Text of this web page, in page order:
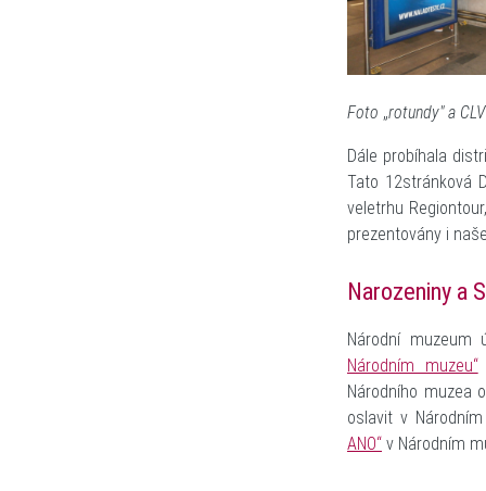
Foto „rotundy" a
Dále probíhala
Tato 12stránková
veletrhu
prezentovány i
Narozeniny a
Národní
Národním muzeu“
Národního muzea
oslavit v
ANO“ v Národním